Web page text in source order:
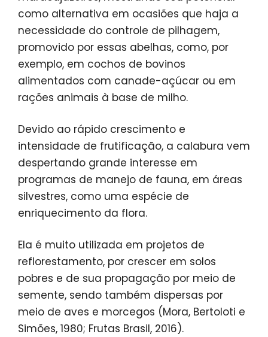
como alternativa em ocasiões que haja a
necessidade do controle de pilhagem,
promovido por essas abelhas, como, por
exemplo, em cochos de bovinos
alimentados com canade-açúcar ou em
rações animais à base de milho.
Devido ao rápido crescimento e
intensidade de frutificação, a calabura vem
despertando grande interesse em
programas de manejo de fauna, em áreas
silvestres, como uma espécie de
enriquecimento da flora.
Ela é muito utilizada em projetos de
reflorestamento, por crescer em solos
pobres e de sua propagação por meio de
semente, sendo também dispersas por
meio de aves e morcegos (Mora, Bertoloti e
Simões, 1980; Frutas Brasil, 2016).